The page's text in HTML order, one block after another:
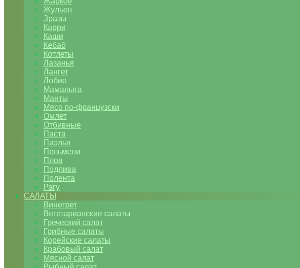
Жульен
Зразы
Карри
Каши
Кебаб
Котлеты
Лазанья
Лангет
Лобио
Мамалыга
Манты
Мясо по-французски
Омлет
Отбивные
Паста
Паэлья
Пельмени
Плов
Подлива
Полента
Рагу
САЛАТЫ
Винегрет
Вегетарианские салаты
Греческий салат
Грибные салаты
Корейские салаты
Крабовый салат
Мясной салат